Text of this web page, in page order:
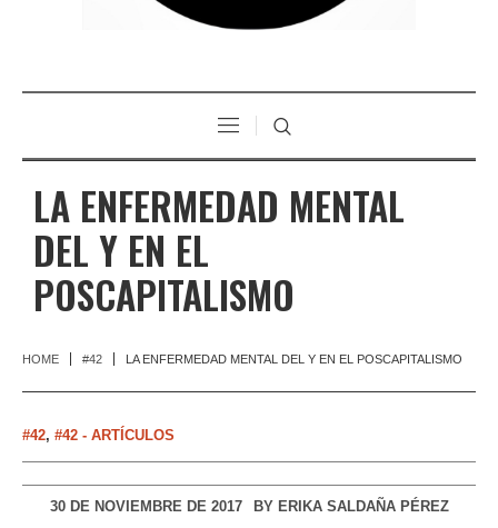
LA ENFERMEDAD MENTAL
DEL Y EN EL
POSCAPITALISMO
HOME #42 LA ENFERMEDAD MENTAL DEL Y EN EL POSCAPITALISMO
#42, #42 - ARTÍCULOS
30 DE NOVIEMBRE DE 2017 BY ERIKA SALDAÑA PÉREZ